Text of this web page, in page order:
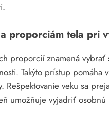
proporciám tela pri
proporcií znamená
Takýto prístup pomáha
Rešpektovanie veku sa
umožňuje vyjadriť osobnú